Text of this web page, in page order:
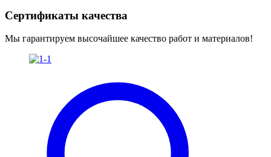
Сертификаты качества
Мы гарантируем высочайшее качество работ и материалов!